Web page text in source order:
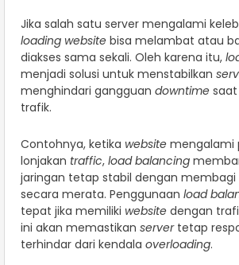
Jika salah satu server mengalami
loading website bisa melambat atau
diakses sama sekali. Oleh karena itu,
menjadi solusi untuk menstabilkan
menghindari gangguan downtime
trafik.
Contohnya, ketika website mengalami
lonjakan traffic, load balancing
jaringan tetap stabil dengan
secara merata. Penggunaan load
tepat jika memiliki website dengan
ini akan memastikan servertetap
terhindar dari kendala overloading.